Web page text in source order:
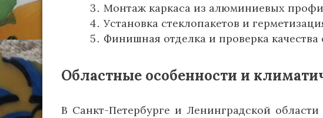
Монтаж каркаса из алюминиевых
Установка стеклопакетов и
Финишная отделка и проверка
Областные особенности и
В Санкт-Петербурге и Ленинградской